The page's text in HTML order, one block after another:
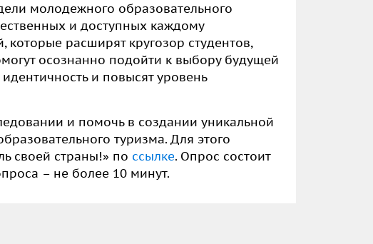
молодежного образовательного
и доступных каждому
расширят кругозор студентов,
осознанно подойти к выбору будущей
и повысят уровень
и помочь в создании уникальной
туризма. Для этого
своей страны!» по ссылке. Опрос состоит
– не более 10 минут.